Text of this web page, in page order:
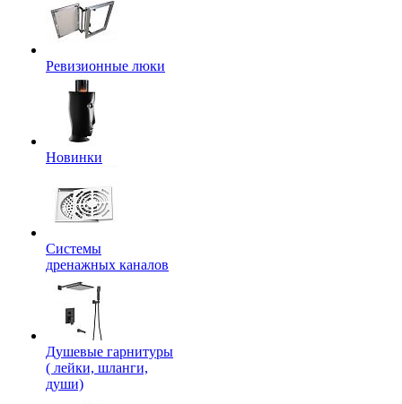
Ревизионные люки
Новинки
Системы
дренажных каналов
Душевые гарнитуры
( лейки, шланги,
души)